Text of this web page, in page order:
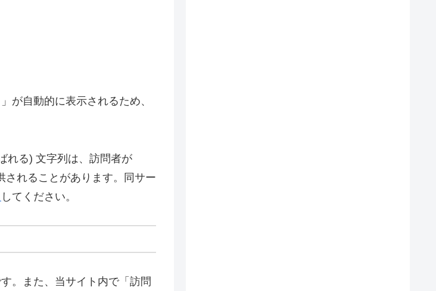
が自動的に表示されるため、
れる) 文字列は、訪問者が
されることがあります。同サー
してください。
。また、当サイト内で「訪問